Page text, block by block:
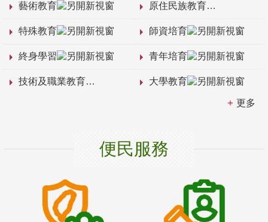
藝術教育 原住民族教育
特殊教育 師資培育
終身學習 青年培育
技術及職業教育 大學教育
更多
便民服務